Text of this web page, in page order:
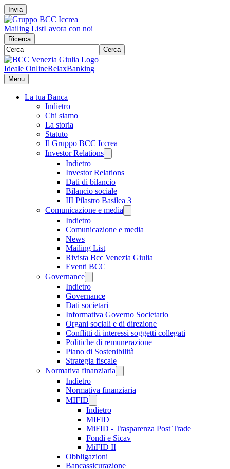
Invia
Mailing ListLavora con noi
Ricerca
Cerca
Ideale OnlineRelaxBanking
Menu
La tua Banca
Indietro
Chi siamo
La storia
Statuto
Il Gruppo BCC Iccrea
Investor Relations
Indietro
Investor Relations
Dati di bilancio
Bilancio sociale
III Pilastro Basilea 3
Comunicazione e media
Indietro
Comunicazione e media
News
Mailing List
Rivista Bcc Venezia Giulia
Eventi BCC
Governance
Indietro
Governance
Dati societari
Informativa Governo Societario
Organi sociali e di direzione
Conflitti di interessi soggetti collegati
Politiche di remunerazione
Piano di Sostenibilità
Strategia fiscale
Normativa finanziaria
Indietro
Normativa finanziaria
MIFID
Indietro
MIFID
MiFID - Trasparenza Post Trade
Fondi e Sicav
MiFID II
Obbligazioni
Bancassicurazione